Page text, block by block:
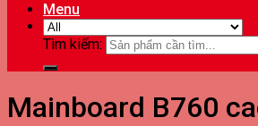
Menu
Tìm kiếm:
Mainboard B760